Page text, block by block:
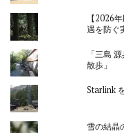
【2026
遇を防ぐ
「三島
散歩」
Starlink
雪の結晶